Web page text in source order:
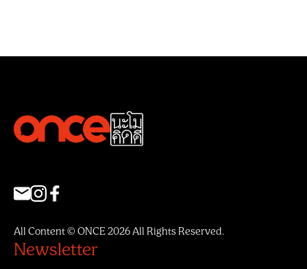
All Content © ONCE 2026 All Rights Reserved.
Newsletter